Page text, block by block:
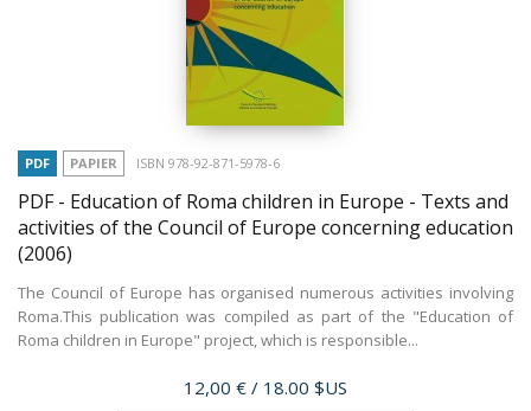
PDF PAPIER ISBN 978-92-871-5978-6
PDF - Education of Roma children in Europe - Texts and
activities of the Council of Europe concerning education
(2006)
The Council of Europe has organised numerous activities involving
Roma.This publication was compiled as part of the "Education of
Roma children in Europe" project, which is responsible...
Prix
12,00 € / 18.00 $US